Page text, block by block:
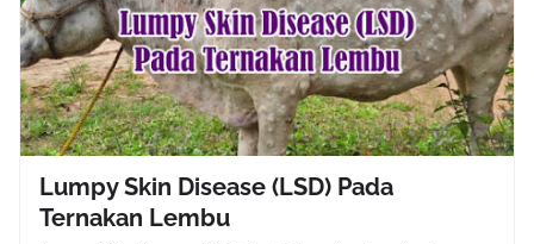
Lumpy Skin Disease (LSD) Pada
Ternakan Lembu